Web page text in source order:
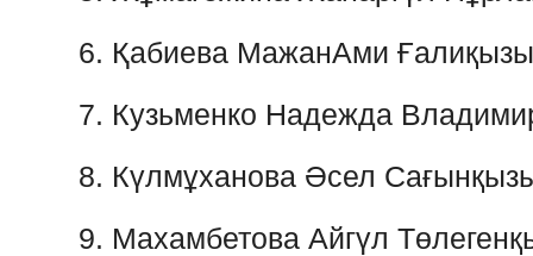
6. Қабиева МажанАми Ғалиқызы
7. Кузьменко Надежда
8. Күлмұханова Әсел
9. Махамбетова Айгүл